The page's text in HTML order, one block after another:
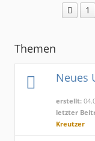
1
Themen
Neues
erstellt:
letzter
Kreutzer